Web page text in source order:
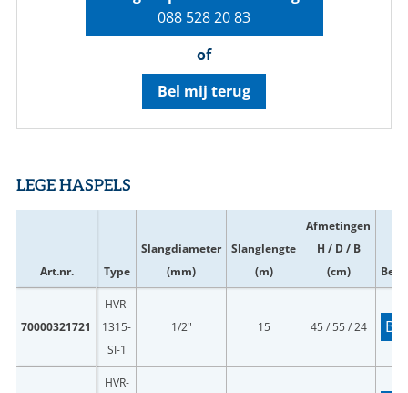
088 528 20 83
of
Bel mij terug
LEGE HASPELS
Art.nr. Type
Slangdiameter
(mm)
Slanglengte
(m)
Afmetingen
H / D / B
(cm)
70000321721
HVR-
1315-
SI-1
1/2" 15 45 / 55 / 24
HVR-